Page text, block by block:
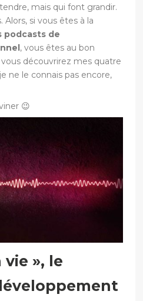
mais qui font grandir.
Alors, si vous êtes à la
podcasts de
, vous êtes au bon
découvrirez mes quatre
ne le connais pas encore,
😉
vie », le